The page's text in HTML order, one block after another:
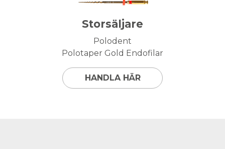
Storsäljare
Polodent
Polotaper Gold Endofilar
HANDLA HÄR